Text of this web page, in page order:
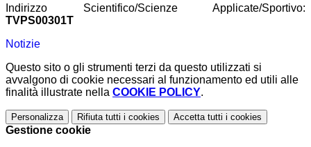
Indirizzo Scientifico/Scienze Applicate/Sportivo:
TVPS00301T
Notizie
Questo sito o gli strumenti terzi da questo utilizzati si
avvalgono di cookie necessari al funzionamento ed utili alle
finalità illustrate nella COOKIE POLICY.
Personalizza Rifiuta tutti i cookies Accetta tutti i cookies
Gestione cookie